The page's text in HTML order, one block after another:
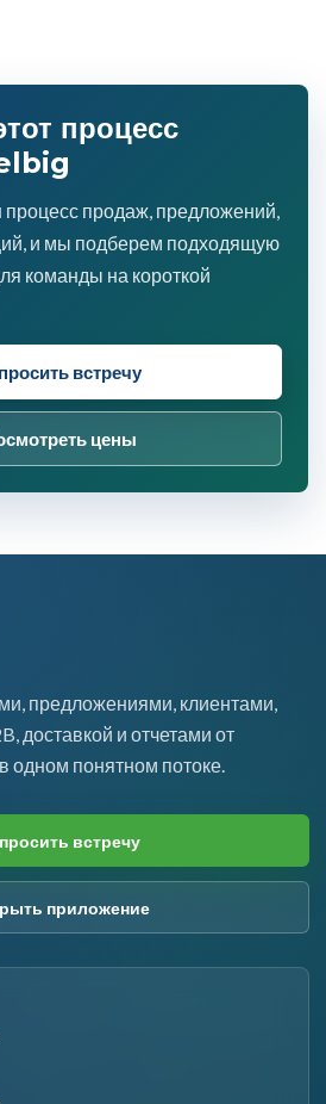
процесс
продаж, предложений,
и мы подберем подходящую
команды на короткой
встречу
цены
предложениями, клиентами,
доставкой и отчетами от
одном понятном потоке.
встречу
приложение